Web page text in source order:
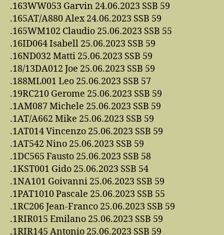
.163WW053 Garvin 24.06.2023 SSB 59
.165AT/A880 Alex 24.06.2023 SSB 59
.165WM102 Claudio 25.06.2023 SSB 55
.16ID064 Isabell 25.06.2023 SSB 59
.16ND032 Matti 25.06.2023 SSB 59
.18/13DA012 Joe 25.06.2023 SSB 59
.188ML001 Leo 25.06.2023 SSB 57
.19RC210 Gerome 25.06.2023 SSB 59
.1AM087 Michele 25.06.2023 SSB 59
.1AT/A662 Mike 25.06.2023 SSB 59
.1AT014 Vincenzo 25.06.2023 SSB 59
.1AT542 Nino 25.06.2023 SSB 59
.1DC565 Fausto 25.06.2023 SSB 58
.1KST001 Gido 25.06.2023 SSB 54
.1NA101 Goivanni 25.06.2023 SSB 59
.1PAT1010 Pascale 25.06.2023 SSB 55
.1RC206 Jean-Franco 25.06.2023 SSB 59
.1RIR015 Emilano 25.06.2023 SSB 59
.1RIR145 Antonio 25.06.2023 SSB 59